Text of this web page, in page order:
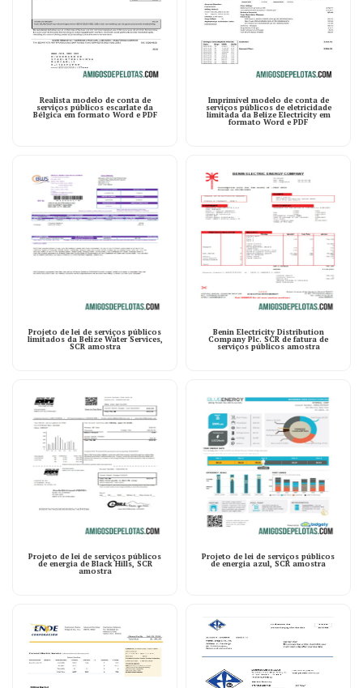
Realista modelo de conta de
serviços públicos escarlate da
Bélgica em formato Word e PDF
Imprimível modelo de conta de
serviços públicos de eletricidade
limitada da Belize Electricity em
formato Word e PDF
Projeto de lei de serviços públicos
limitados da Belize Water Services,
SCR amostra
Benin Electricity Distribution
Company Plc. SCR de fatura de
serviços públicos amostra
Projeto de lei de serviços públicos
de energia de Black Hills, SCR
amostra
Projeto de lei de serviços públicos
de energia azul, SCR amostra